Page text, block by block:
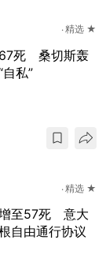
精选 ★
死 桑切斯轰
私”
精选 ★
至57死 意大
自由通行协议